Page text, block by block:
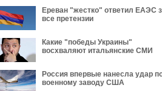
Ереван "жестко" ответил ЕАЭС
все претензии
Какие "победы Украины"
восхваляют итальянские СМИ
Россия впервые нанесла удар
военному заводу США